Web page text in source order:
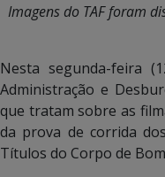
Imagens do TAF foram
Nesta segunda-feira
Administração e
que tratam sobre as
da prova de corrida
Títulos do Corpo de